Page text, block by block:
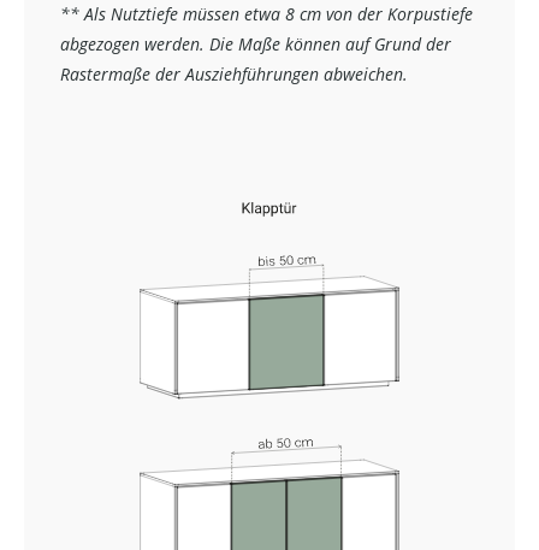
** Als Nutztiefe müssen etwa 8 cm von der Korpustiefe
abgezogen werden. Die Maße können auf Grund der
Rastermaße der Ausziehführungen abweichen.